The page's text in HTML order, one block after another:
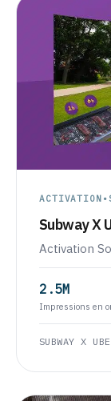
ACTIVATION •
Subway X
Activation
2.5M
Impressions en
SUBWAY X